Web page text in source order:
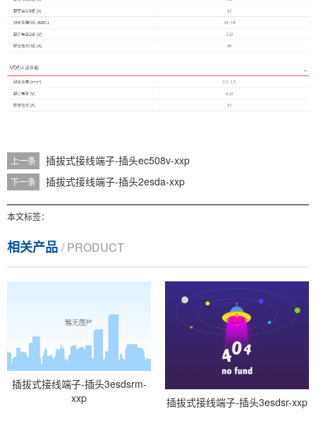
上一条 插拔式接线端子-插头ec508v-xxp
下一条 插拔式接线端子-插头2esda-xxp
本文标签：
相关产品 / PRODUCT
插拔式接线端子-插头3esdsrm-
xxp
插拔式接线端子-插头3esdsr-xxp